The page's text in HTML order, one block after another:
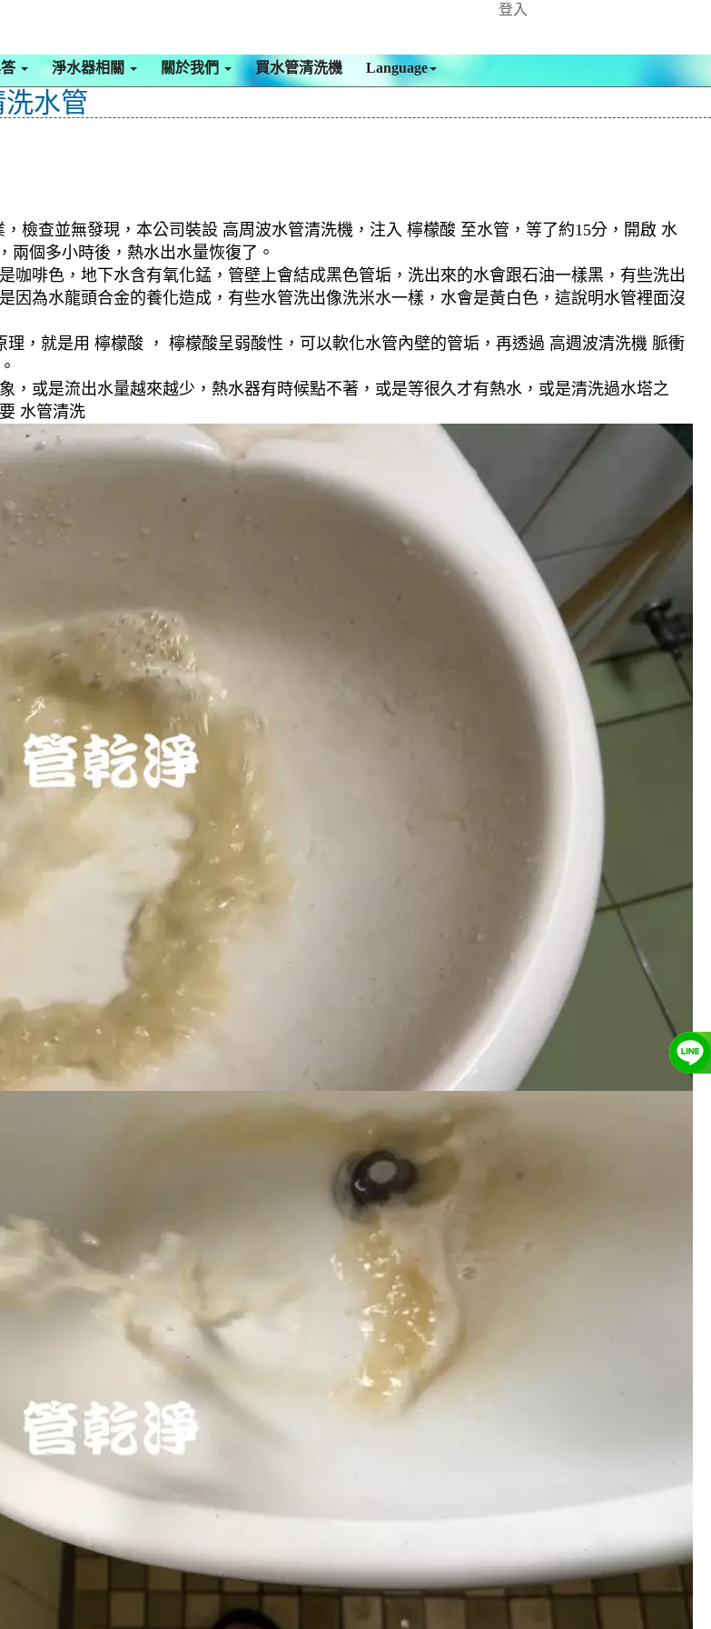
登入
淨水器相關 關於我們 買水管清洗機 Language
水管
檢查並無發現，本公司裝設 高周波水管清洗機，注入 檸檬酸 至水管，等了約15分，開啟 水
兩個多小時後，熱水出水量恢復了。
啡色，地下水含有氧化錳，管壁上會結成黑色管垢，洗出來的水會跟石油一樣黑，有些洗出
為水龍頭合金的養化造成，有些水管洗出像洗米水一樣，水會是黃白色，這說明水管裡面沒
，就是用 檸檬酸 ， 檸檬酸呈弱酸性，可以軟化水管內壁的管垢，再透過 高週波清洗機 脈衝
，或是流出水量越來越少，熱水器有時候點不著，或是等很久才有熱水，或是清洗過水塔之
水管清洗